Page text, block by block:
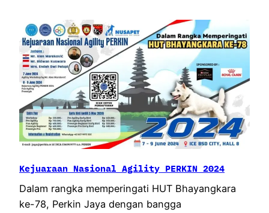
Kejuaraan Nasional Agility PERKIN 2024
Dalam rangka memperingati HUT Bhayangkara
ke-78, Perkin Jaya dengan bangga